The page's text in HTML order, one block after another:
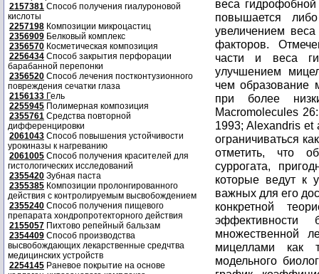
2157381 Способ получения гиалуроновой
кислоты
2257198 Композиции микроцастиц
2356909 Белковый комплекс
2356570 Косметическая композиция
2256434 Способ закрытия перфорации
барабанной перепонки
2356520 Способ лечения постконтузионного
повреждения сечатки глаза
2156133 Гель
2255945 Полимерная композиция
2355761 Средства повторной
дифференцировки
2061043 Способ повышения устойчивости
урокиназы к нагреванию
2061005 Способ получения красителей для
гистологических исследований
2355420 Зубная паста
2355385 Композиции пролонгированного
действия с контролируемым высвобождением
2355240 Способ получения пищевого
препарата хондропротекторного действия
2155057 Пихтово репейный бальзам
2354409 Способ производства
высвобождающих лекарственные средчтва
медицинских устройств
2254145 Раневое покрытие на основе